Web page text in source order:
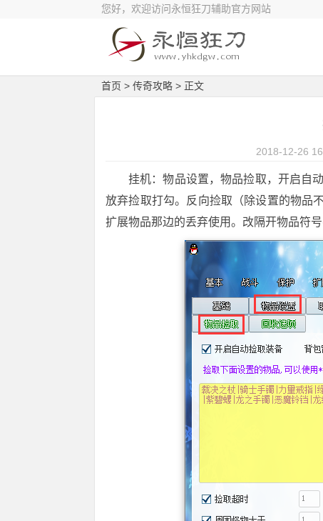
您好，欢迎访问永恒狂刀辅助官方网站
首页 > 传奇攻略 > 正文
2018-12-26
挂机：物品设置，物品捡取，开启自
放弃捡取打勾。反向捡取（除设置的物品
扩展物品那边的丢弃使用。改隔开物品符